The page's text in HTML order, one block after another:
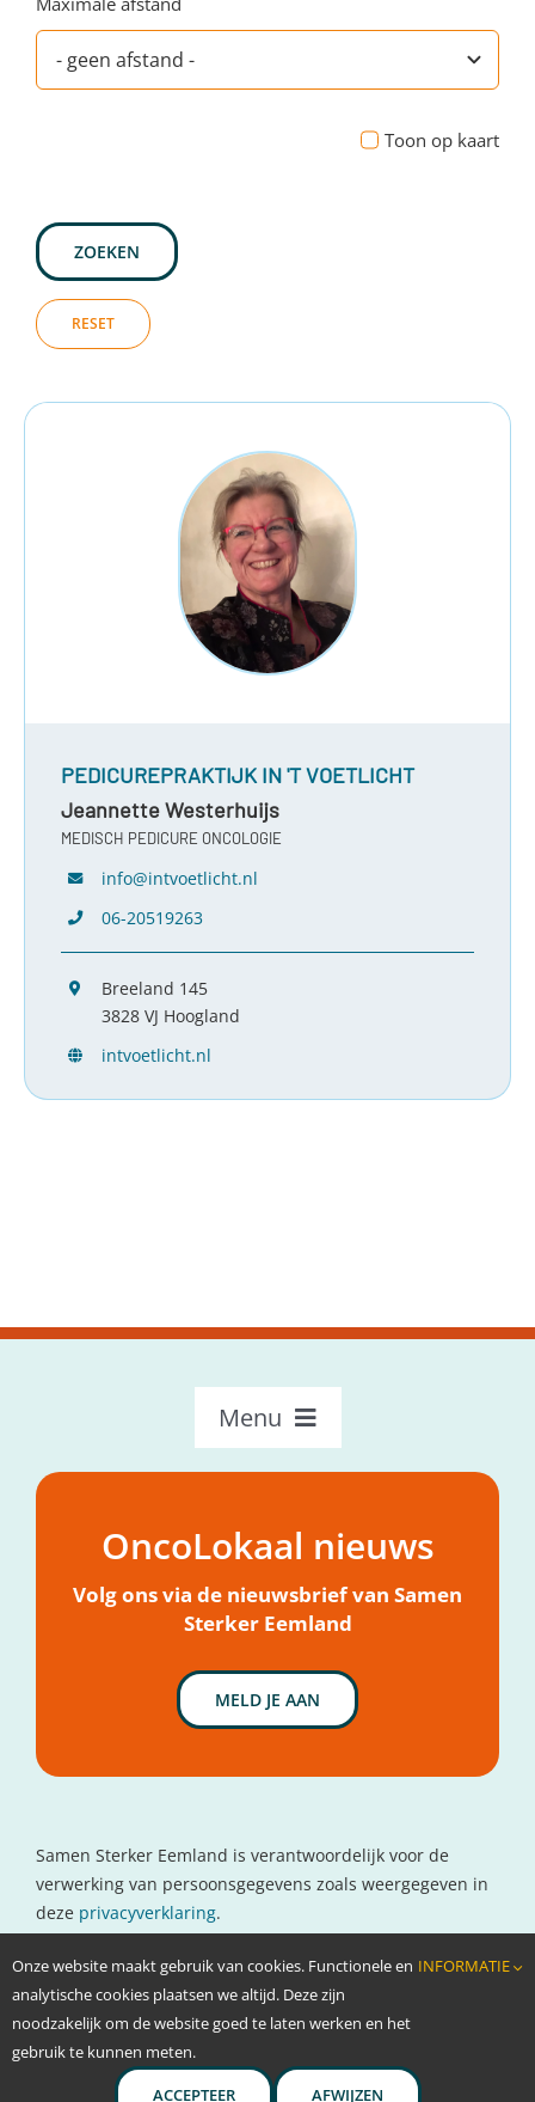
Toon op kaart
ZOEKEN
RESET
PEDICUREPRAKTIJK IN 'T VOETLICHT
Jeannette Westerhuijs
MEDISCH PEDICURE ONCOLOGIE
info@intvoetlicht.nl
06-20519263
Breeland 145
3828 VJ Hoogland
intvoetlicht.nl
Menu
OncoLokaal – Home
Mijn hulpvraagOncoLokaal nieuws
Volg ons via de nieuwsbrief van Samen
Sterker Eemland
MELD JE AAN
Samen Sterker Eemland is verantwoordelijk voor de
verwerking van persoonsgegevens zoals weergegeven in
deze privacyverklaring.
Contactgegevens
www.oncolokaal.nl
info@oncolokaal.nl
Onze website maakt gebruik van cookies. Functionele en
analytische cookies plaatsen we altijd. Deze zijn
noodzakelijk om de website goed te laten werken en het
gebruik te kunnen meten.
INFORMATIE
ACCEPTEER AFWIJZEN